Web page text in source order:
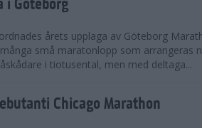
årets upplaga av Göteborg
små maratonlopp som arrangeras
i tiotusental, men med deltaga...
Chicago Marathon